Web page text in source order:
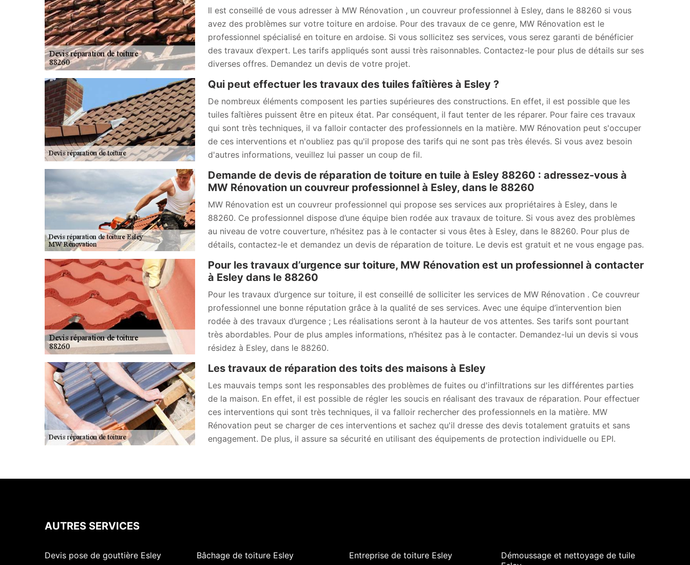
Il est conseillé de vous adresser à MW Rénovation , un couvreur professionnel à Esley, dans le 88260 si vous
avez des problèmes sur votre toiture en ardoise. Pour des travaux de ce genre, MW Rénovation est le
professionnel spécialisé en toiture en ardoise. Si vous sollicitez ses services, vous serez garanti de bénéficier
des travaux d’expert. Les tarifs appliqués sont aussi très raisonnables. Contactez-le pour plus de détails sur ses
diverses offres. Demandez un devis de votre projet.
Qui peut effectuer les travaux des tuiles faîtières à Esley ?
De nombreux éléments composent les parties supérieures des constructions. En effet, il est possible que les
tuiles faîtières puissent être en piteux état. Par conséquent, il faut tenter de les réparer. Pour faire ces travaux
qui sont très techniques, il va falloir contacter des professionnels en la matière. MW Rénovation peut s'occuper
de ces interventions et n'oubliez pas qu'il propose des tarifs qui ne sont pas très élevés. Si vous avez besoin
d'autres informations, veuillez lui passer un coup de fil.
Demande de devis de réparation de toiture en tuile à Esley 88260 : adressez-vous à
MW Rénovation un couvreur professionnel à Esley, dans le 88260
MW Rénovation est un couvreur professionnel qui propose ses services aux propriétaires à Esley, dans le
88260. Ce professionnel dispose d’une équipe bien rodée aux travaux de toiture. Si vous avez des problèmes
au niveau de votre couverture, n’hésitez pas à le contacter si vous êtes à Esley, dans le 88260. Pour plus de
détails, contactez-le et demandez un devis de réparation de toiture. Le devis est gratuit et ne vous engage pas.
Pour les travaux d’urgence sur toiture, MW Rénovation est un professionnel à contacter
à Esley dans le 88260
Pour les travaux d’urgence sur toiture, il est conseillé de solliciter les services de MW Rénovation . Ce couvreur
professionnel une bonne réputation grâce à la qualité de ses services. Avec une équipe d’intervention bien
rodée à des travaux d’urgence ; Les réalisations seront à la hauteur de vos attentes. Ses tarifs sont pourtant
très abordables. Pour de plus amples informations, n’hésitez pas à le contacter. Demandez-lui un devis si vous
résidez à Esley, dans le 88260.
Les travaux de réparation des toits des maisons à Esley
Les mauvais temps sont les responsables des problèmes de fuites ou d'infiltrations sur les différentes parties
de la maison. En effet, il est possible de régler les soucis en réalisant des travaux de réparation. Pour effectuer
ces interventions qui sont très techniques, il va falloir rechercher des professionnels en la matière. MW
Rénovation peut se charger de ces interventions et sachez qu'il dresse des devis totalement gratuits et sans
engagement. De plus, il assure sa sécurité en utilisant des équipements de protection individuelle ou EPI.
AUTRES SERVICES
Devis pose de gouttière Esley Bâchage de toiture Esley Entreprise de toiture Esley
Démoussage et nettoyage de tuile